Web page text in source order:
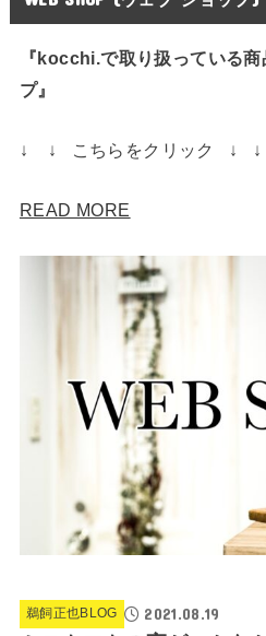
『kocchi.で取り扱っている
プ』
↓ ↓ こちらをクリック ↓ ↓
READ MORE
鵜飼正也BLOG 2021.08.19